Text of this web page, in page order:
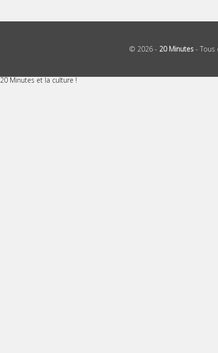
© 2026 - 20 Minutes -
20 Minutes et la culture !